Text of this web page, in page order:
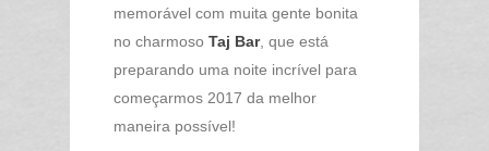
memorável com muita gente bonita
no charmoso Taj Bar, que está
preparando uma noite incrível para
começarmos 2017 da melhor
maneira possível!